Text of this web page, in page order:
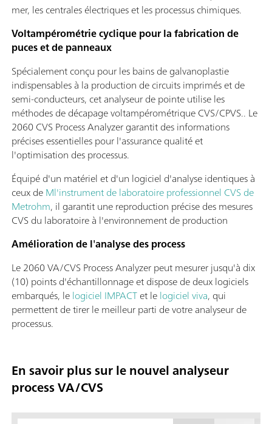
mer, les centrales électriques et les processus chimiques.
Voltampérométrie cyclique pour la fabrication de
puces et de panneaux
Spécialement conçu pour les bains de galvanoplastie
indispensables à la production de circuits imprimés et de
semi-conducteurs, cet analyseur de pointe utilise les
méthodes de décapage voltampérométrique CVS/CPVS.. Le
2060 CVS Process Analyzer garantit des informations
précises essentielles pour l'assurance qualité et
l'optimisation des processus.
Équipé d'un matériel et d'un logiciel d'analyse identiques à
ceux deMl'instrument de laboratoire professionnel CVS de
Metrohm, il garantit une reproduction précise des mesures
CVS du laboratoire à l'environnement de production
Amélioration de l'analyse des process
Le 2060 VA/CVS Process Analyzer peut mesurer jusqu'à dix
(10) points d'échantillonnage et dispose de deux logiciels
embarqués, lelogiciel IMPACTet lelogiciel viva, qui
permettent de tirer le meilleur parti de votre analyseur de
processus.
En savoir plus sur le nouvel analyseur
process VA/CVS